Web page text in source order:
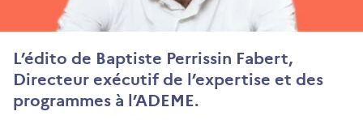
L’édito de Baptiste Perrissin Fabert,
Directeur exécutif de l’expertise et des
programmes à l’ADEME.